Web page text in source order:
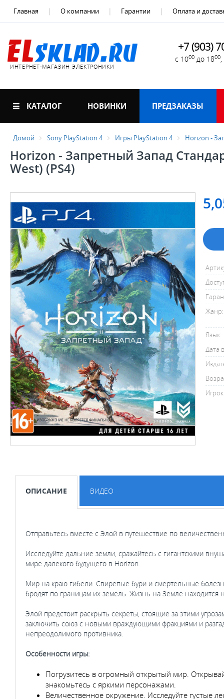
Главная О компании Гарантии Оплата и
ИНТЕРНЕТ-МАГАЗИН ЭЛЕКТРОНИКИ
+7 (903)
с 1000 до 1800
КАТАЛОГ НОВИНКИ ПРЕДЗАКАЗЫ
Домой Sony PlayStation 4 Игры PlayStation 4 Horizon -
Horizon - Запретный Запад
West) (PS4)
Жанр:
Язык:
Дата
ОПИСАНИЕ ВИДЕО
Отправьтесь вместе с Элой в путешествие по
Исследуйте дальние земли, сражайтесь с гигантскими
мире далекого будущего в Horizon.
Мир на краю гибели. Свирепые бури и смертельные
бродят по границам их земель. Жизнь на Земле
Элой предстоит раскрыть секреты, стоящие за этими
заключить союз с новыми враждующими фракциями и
непреодолимого противника.
Особенности игры:
Погрузитесь в огромный открытый мир.
знакомьтесь с яркими персонажами.
Величественное окружение. Исследуйте густые